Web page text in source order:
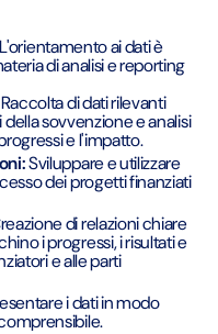
L'orientamento ai dati è
di analisi e reporting
Raccolta di dati rilevanti
della sovvenzione e analisi
e l'impatto.
Sviluppare e utilizzare
dei progetti finanziati
di relazioni chiare
i progressi, i risultati e
e alle parti
i dati in modo